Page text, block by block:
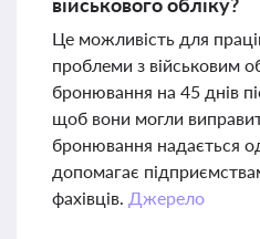
Це можливість для
проблеми з військовим
бронювання на 45 днів
щоб вони могли
бронювання надається
допомагає
фахівців. Джерело